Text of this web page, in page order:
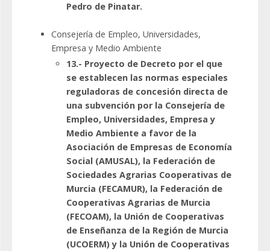
Pedro de Pinatar.
Consejería de Empleo, Universidades,
Empresa y Medio Ambiente
13.- Proyecto de Decreto por el que
se establecen las normas especiales
reguladoras de concesión directa de
una subvención por la Consejería de
Empleo, Universidades, Empresa y
Medio Ambiente a favor de la
Asociación de Empresas de Economía
Social (AMUSAL), la Federación de
Sociedades Agrarias Cooperativas de
Murcia (FECAMUR), la Federación de
Cooperativas Agrarias de Murcia
(FECOAM), la Unión de Cooperativas
de Enseñanza de la Región de Murcia
(UCOERM) y la Unión de Cooperativas